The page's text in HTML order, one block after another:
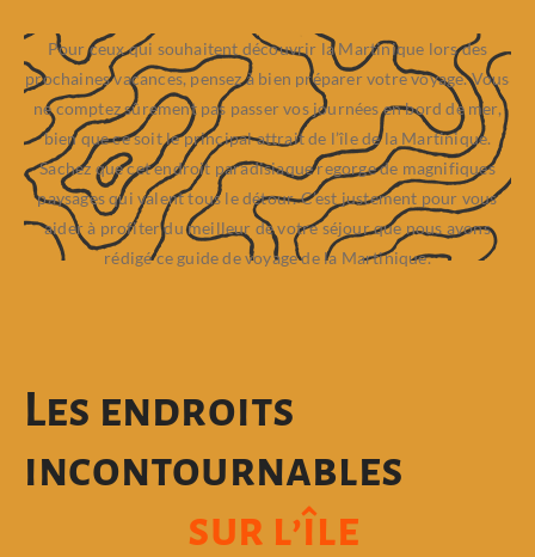
Pour ceux qui souhaitent découvrir la Martinique lors des
prochaines vacances, pensez à bien préparer votre voyage. Vous
ne comptez sûrement pas passer vos journées en bord de mer,
bien que ce soit le principal attrait de l’île de la Martinique.
Sachez que cet endroit paradisiaque regorge de magnifiques
paysages qui valent tous le détour. C’est justement pour vous
aider à profiter du meilleur de votre séjour que nous avons
rédigé ce guide de voyage de la Martinique.
Les endroits
incontournables
sur l’île